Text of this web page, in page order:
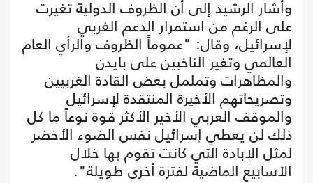
وأشار الرشيد إلى أن الظروف الدولية تغيرت
على الرغم من استمرار الدعم الغربي
لإسرائيل، وقال: "عموماً الظروف والرأي العام
العالمي وتغير الناخبين على بايدن
والمظاهرات وتململ بعض القادة الغربيين
وتصريحاتهم الأخيرة المنتقدة لإسرائيل
والموقف العربي الأخير الأكثر قوة نوعاً ما كل
ذلك لن يعطي إسرائيل نفس الضوء الأخضر
لمثل الإبادة التي كانت تقوم بها خلال
الأسابيع الماضية لفترة أخرى طويلة".